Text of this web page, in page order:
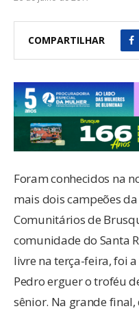
COMPARTILHAR
Foram conhecidos na
mais dois campeões
Comunitários de
comunidade do Santa
livre na terça-feira, foi
Pedro erguer o troféu
sênior. Na grande